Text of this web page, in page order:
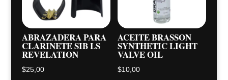
ABRAZADERA PARA
CLARINETE SIB LS
REVELATION
$25,00
ACEITE BRASSON
SYNTHETIC LIGHT
VALVE OIL
$10,00